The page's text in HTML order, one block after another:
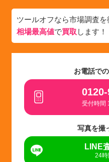
ツールオフなら市場調査
相場最高値で買取 します！
お電話で
受付時間
写真を撮
LINE
24時